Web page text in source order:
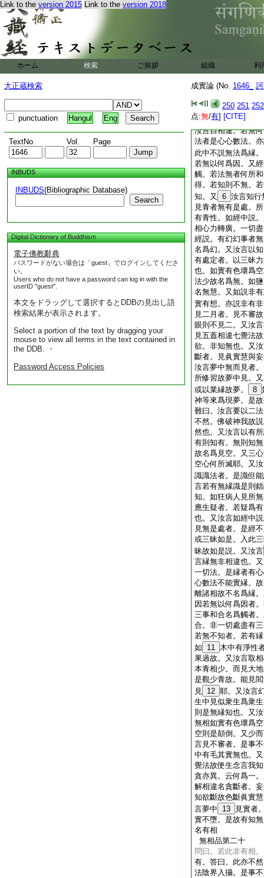
Link to the version 2015 Link to the version 2018
ホーム 検索 ご挨拶 組織 利
大正蔵検索
punctuation Hangul Eng
TextNo. Vol. Page
INBUDS
INBUDS(Bibliographic Database)
Search
Digital Dictionary of Buddhism
電子佛教辭典
パスワードがない場合は「guest」でログインしてくださ
い。
Users who do not have a password can log in with the
userID "guest".
本文をドラッグして選択するとDDBの見出し語
検索結果が表示されます。
Select a portion of the text by dragging your
mouse to view all terms in the text contained in
the DDB. ・
Password Access Policies
成實論 (No. 1646_
250 251 252
点:無/有] [CITE]
所有處。不可以知
無有知行無所有處
因縁故識得生。一
生者亦應無依而識
則亦無識。又説識
耶。又若言有無縁
我狂心亂世間所無
有不應生疑。以有
中説。若世間所無
汝言自相違。若無
法者是心心數法。
此中不説無法爲縁
若無以何爲因。又
觸。若法無者何所
得。若知則不無。
知。又
6 汝言知行
見青者無有是處。
有青性。如經中説
相心力轉廣。一切
經説。有幻幻事者
名爲幻。又汝言以
有處定者。以三昧
也。如實有色壞爲
法少故名爲無。如
名無慧。又如説非
實有想。亦説非有
見二月者。見不審
眼則不見二。又汝
見五蓋相違七覺法
欲。非知無也。又
斷者。見眞實慧與
汝言夢中無而見者
所修習故夢中見。
或以業縁故夢。
8
神等來爲現夢。是
難曰。汝言要以二
不然。佛破神我故
然也。又汝言以有
有則知有。無則知
故名爲見空。又三
空心何所滅耶。又
識識法者。是識但
言若有無縁識是則
知。如狂病人見所
應生疑者。若疑爲
也。又汝言如經中
見無是處者。是經
或三昧如是。入此
昧故如是説。又汝言
言縁無非相違也。
一切法。是縁者有
心數法不能實縁。
離諸相故不名爲縁
因若無以何爲因者
三事和合名爲觸者
合。非一切處盡有
若無不知者。若有
如
11 木中有淨性
果過故。又汝言取
本青相少。而見大
是觀少青故。能見
見 12 耶。又汝言
生中見似衆生爲衆
則是無縁知也。又
無相如實有色壞爲
空則是顛倒。又少
言見不審者。是事
中有毛其實無也。
覺法故便生念言我
貪亦異。云何爲一
解相違名貪斷者。
知欲斷故色斷眞實
言夢中
13
見實者
實不墮。是故有知
名有相
無相品第二十
問曰。若此非有相
有。答曰。此亦不
法陰界入攝。是事